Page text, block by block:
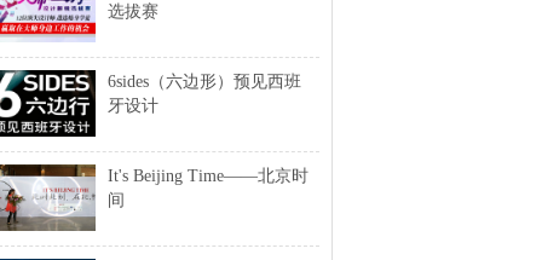
选拔赛
6sides（六边形）预见西班
牙设计
It's Beijing Time——北京时
间